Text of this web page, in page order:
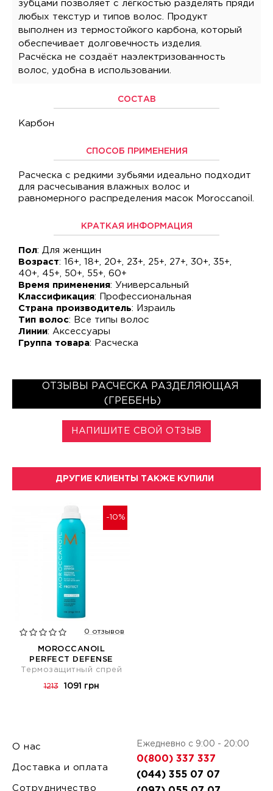
зубцами позволяет с лёгкостью разделять пряди
любых текстур и типов волос. Продукт
выполнен из термостойкого карбона, который
обеспечивает долговечность изделия.
Расчёска не создаёт наэлектризованность
волос, удобна в использовании.
СОСТАВ
Карбон
СПОСОБ ПРИМЕНЕНИЯ
Расческа с редкими зубьями идеально подходит
для расчесывания влажных волос и
равномерного распределения масок Moroccanoil.
КРАТКАЯ ИНФОРМАЦИЯ
Пол: Для женщин
Возраст: 16+, 18+, 20+, 23+, 25+, 27+, 30+, 35+,
40+, 45+, 50+, 55+, 60+
Время применения: Универсальный
Классификация: Профессиональная
Страна производитель: Израиль
Тип волос: Все типы волос
Линии: Аксессуары
Группа товара: Расческа
ОТЗЫВЫ РАСЧЕСКА РАЗДЕЛЯЮЩАЯ
(ГРЕБЕНЬ)
НАПИШИТЕ СВОЙ ОТЗЫВ
ДРУГИЕ КЛИЕНТЫ ТАКЖЕ КУПИЛИ
-10%
0 отзывов
MOROCCANOIL
PERFECT DEFENSE
Термозащитный спрей
1213 1091 грн
О нас
Доставка и оплата
Сотрудничество
Ежедневно с 9:00 - 20:00
0(800) 337 337
(044) 355 07 07